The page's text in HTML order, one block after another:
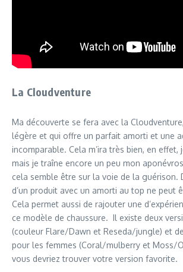
La Cloudventure
Ma découverte se fera avec la
légère et qui offre un parfait amorti et une
incomparable. Cela m’ira très bien, en effet,
mais je traîne encore un peu mon
cela semble être sur la voie de la guérison.
d’un produit avec un amorti au top ne peut
Cela permet aussi de rajouter une
ce modèle de chaussure. Il existe deux
(couleur Flare/Dawn et Reseda/jungle) et
pour les femmes (Coral/mulberry et Moss/
vous devriez trouver votre version favorite.